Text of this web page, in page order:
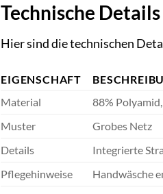
Technische Details
Hier sind die technischen
EIGENSCHAFT
Material
88%
Muster
Grobes Netz
Details
Integrierte
Pflegehinweise
Handwäsche